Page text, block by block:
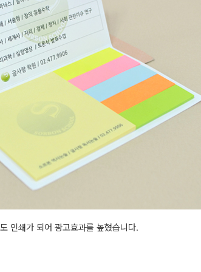
인쇄가 되어 광고효과를 높혔습니다.